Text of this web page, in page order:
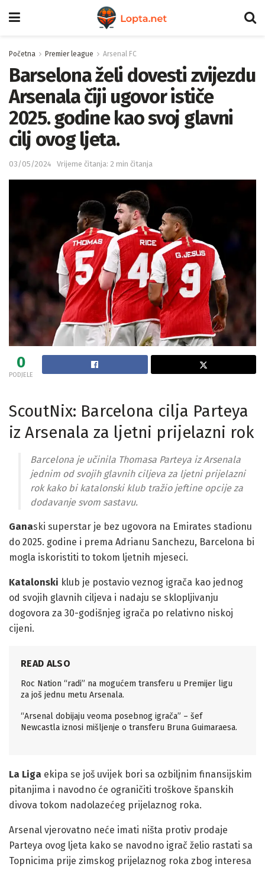
Početna Premier league Arsenal FC
Barselona želi dovesti zvijezdu
Arsenala čiji ugovor ističe
2025. godine kao svoj glavni
cilj ovog ljeta.
03/05/2024 Vrijeme čitanja: 2 min čitanja
0
PODJELE
ScoutNix: Barcelona cilja Parteya
iz Arsenala za ljetni prijelazni rok
Barcelona je učinila Thomasa Parteya iz Arsenala
jednim od svojih glavnih ciljeva za ljetni prijelazni
rok kako bi katalonski klub tražio jeftine opcije za
dodavanje svom sastavu.
Ganaski superstar je bez ugovora na Emirates stadionu
do 2025. godine i prema Adrianu Sanchezu, Barcelona bi
mogla iskoristiti to tokom ljetnih mjeseci.
Katalonski klub je postavio veznog igrača kao jednog
od svojih glavnih ciljeva i nadaju se sklopljivanju
dogovora za 30-godišnjeg igrača po relativno niskoj
cijeni.
READ ALSO
Roc Nation “radi” na mogućem transferu u Premijer ligu
za još jednu metu Arsenala.
“Arsenal dobijaju veoma posebnog igrača” – šef
Newcastla iznosi mišljenje o transferu Bruna Guimaraesa.
La Liga ekipa se još uvijek bori sa ozbiljnim finansijskim
pitanjima i navodno će ograničiti troškove španskih
divova tokom nadolazećeg prijelaznog roka.
Arsenal vjerovatno neće imati ništa protiv prodaje
Parteya ovog ljeta kako se navodno igrač želio rastati sa
Topnicima prije zimskog prijelaznog roka zbog interesa